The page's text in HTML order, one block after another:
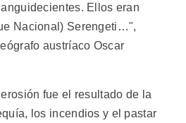
Ellos eran
Nacional) Serengeti…",
austríaco Oscar
fue el resultado de la
los incendios y el pastar